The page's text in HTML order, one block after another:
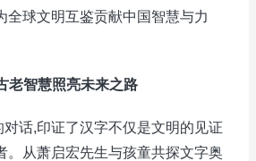
全球文明互鉴贡献中国智慧与力
老智慧照亮未来之路
,印证了汉字不仅是文明的见证
。从萧启宏先生与孩童共探文字奥